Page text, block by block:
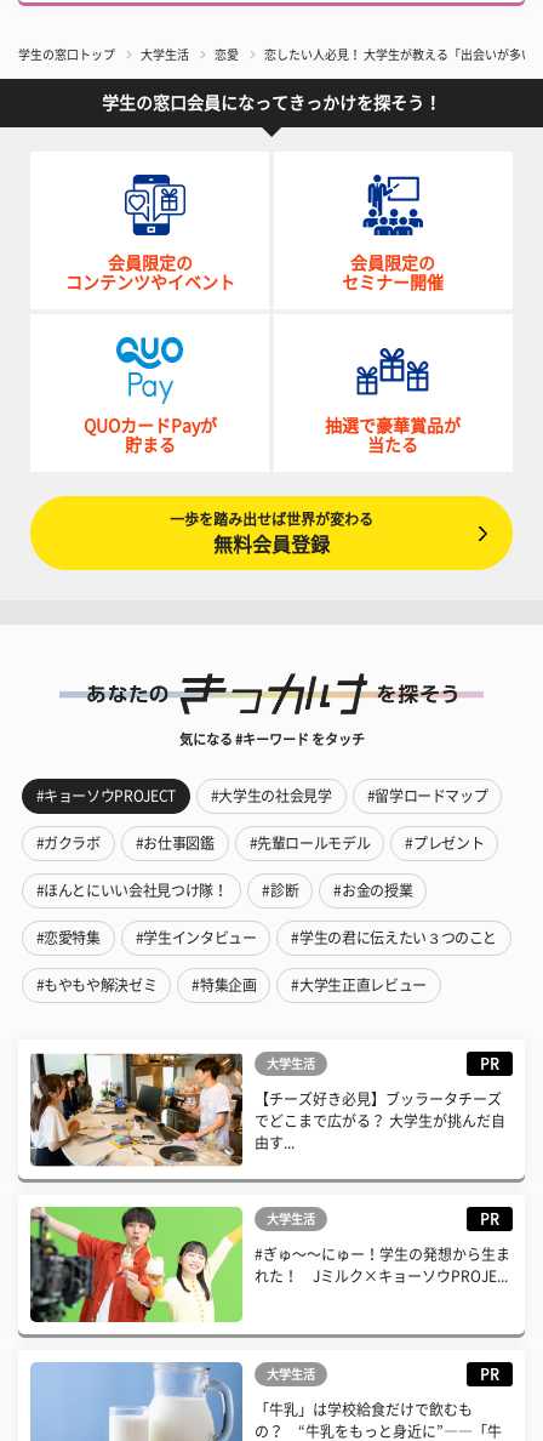
学生の窓口トップ 大学生活 恋愛 恋したい人必見！ 大学生が教える「出会いが多
学生の窓口会員になってきっかけを探そう！
会員限定の
コンテンツやイベント
会員限定の
セミナー開催
QUOカードPayが
貯まる
抽選で豪華賞品が
当たる
一歩を踏み出せば世界が変わる
無料会員登録
気になる #キーワード をタッチ
#キョーソウPROJECT #大学生の社会見学 #留学ロードマップ
#ガクラボ #お仕事図鑑 #先輩ロールモデル #プレゼント
#ほんとにいい会社見つけ隊！ #診断 #お金の授業
#恋愛特集 #学生インタビュー #学生の君に伝えたい３つのこと
#もやもや解決ゼミ #特集企画 #大学生正直レビュー
大学生活 PR
【チーズ好き必見】ブッラータチーズ
でどこまで広がる？ 大学生が挑んだ自
由す...
大学生活 PR
#ぎゅ〜〜にゅー！学生の発想から生ま
れた！ Jミルク×キョーソウPROJE...
大学生活 PR
「牛乳」は学校給食だけで飲むも
の？ “牛乳をもっと身近に”――「牛